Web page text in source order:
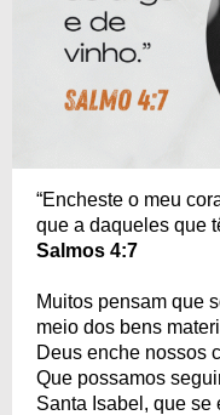
“Encheste o meu
que a daqueles que
Salmos 4:7
Muitos pensam que
meio dos bens
Deus enche nossos
Que possamos
Santa Isabel, que se